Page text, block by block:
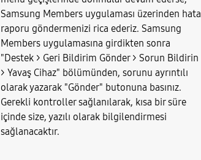
Samsung Members uygulaması üzerinden hata
raporu göndermenizi rica ederiz. Samsung
Members uygulamasına girdikten sonra
"Destek > Geri Bildirim Gönder > Sorun Bildirin
> Yavaş Cihaz" bölümünden, sorunu ayrıntılı
olarak yazarak "Gönder" butonuna basınız.
Gerekli kontroller sağlanılarak, kısa bir süre
içinde size, yazılı olarak bilgilendirmesi
sağlanacaktır.